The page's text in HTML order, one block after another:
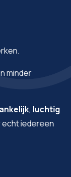
minder
, luchtig
echt iedereen